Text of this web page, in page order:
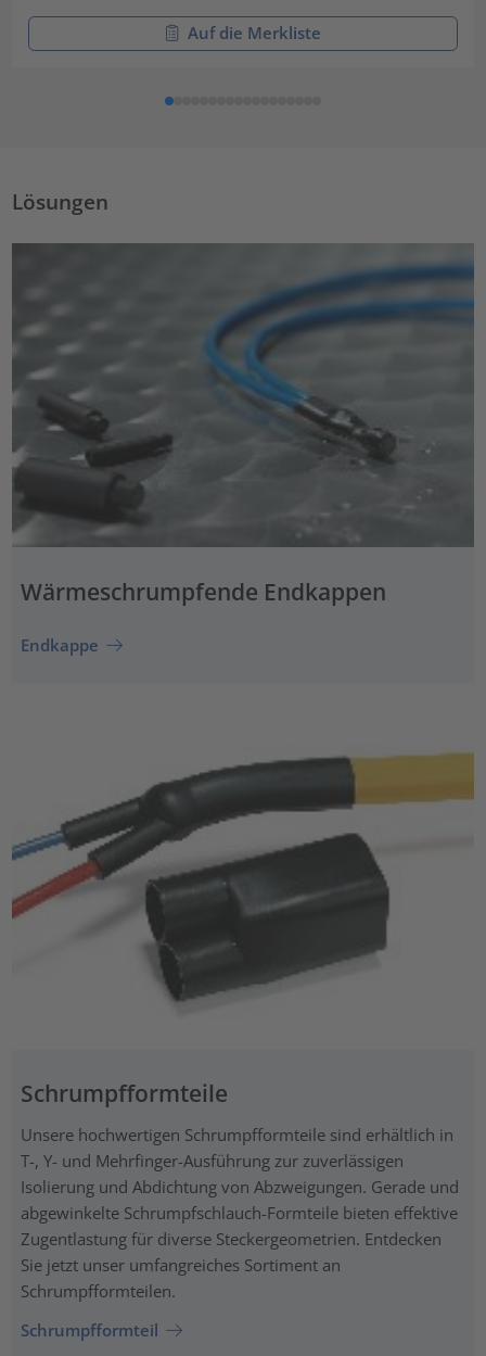
Auf die Merkliste
Lösungen
Wärmeschrumpfende Endkappen
Endkappe
Schrumpfformteile
Unsere hochwertigen Schrumpfformteile sind erhältlich in
T-, Y- und Mehrfinger-Ausführung zur zuverlässigen
Isolierung und Abdichtung von Abzweigungen. Gerade und
abgewinkelte Schrumpfschlauch-Formteile bieten effektive
Zugentlastung für diverse Steckergeometrien. Entdecken
Sie jetzt unser umfangreiches Sortiment an
Schrumpfformteilen.
Schrumpfformteil